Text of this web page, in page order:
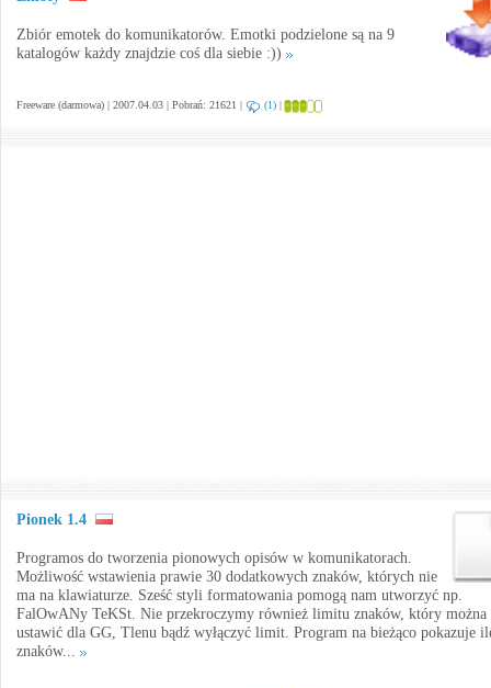
Zbiór emotek do komunikatorów. Emotki podzielone są na 9
katalogów każdy znajdzie coś dla siebie :))
Freeware (darmowa) | 2007.04.03 | Pobrań: 21621 | (1) |
Pionek 1.4
Programos do tworzenia pionowych opisów w komunikatorach.
Możliwość wstawienia prawie 30 dodatkowych znaków, których nie
ma na klawiaturze. Sześć styli formatowania pomogą nam utworzyć np.
FalOwANy TeKSt. Nie przekroczymy również limitu znaków, który można
ustawić dla GG, Tlenu bądź wyłączyć limit. Program na bieżąco pokazuje
znaków...